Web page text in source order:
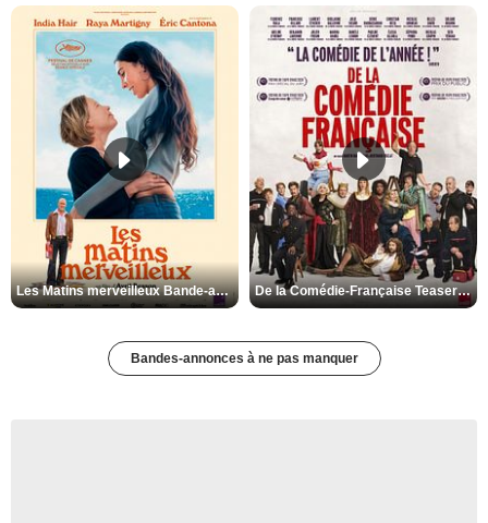
Les Matins merveilleux Bande-annonce VF De la Comédie-Française Teaser VF
Bandes-annonces à ne pas manquer